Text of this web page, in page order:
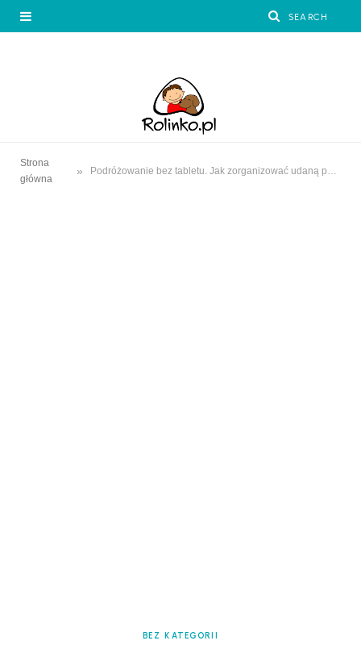
Strona
główna
» Podróżowanie bez tabletu. Jak zorganizować udaną podróż z dzieckiem?
BEZ KATEGORII